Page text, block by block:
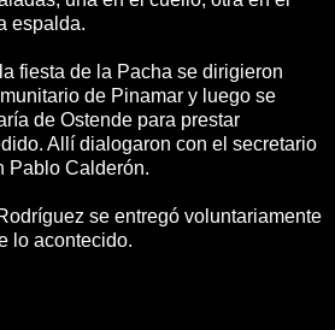
espalda.
fiesta de la Pacha se dirigieron
de Pinamar y luego se
de Ostende para prestar
Allí dialogaron con el secretario
Pablo Calderón.
se entregó voluntariamente
lo acontecido.